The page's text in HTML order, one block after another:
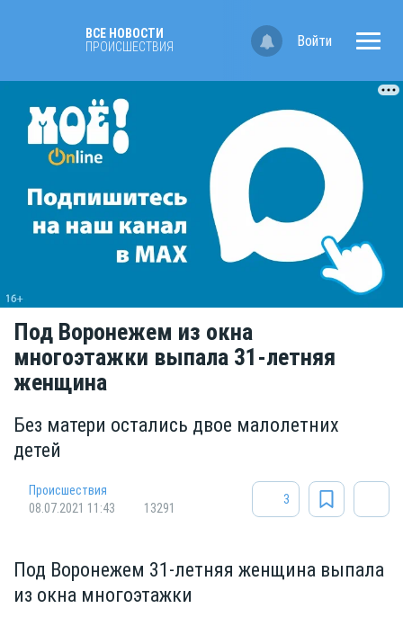
ВСЕ НОВОСТИ
ПРОИСШЕСТВИЯ
Войти
Под Воронежем из окна
многоэтажки выпала 31-летняя
женщина
Без матери остались двое малолетних
детей
Происшествия
08.07.2021 11:43
13291
3
Под Воронежем 31-летняя женщина выпала
из окна многоэтажки